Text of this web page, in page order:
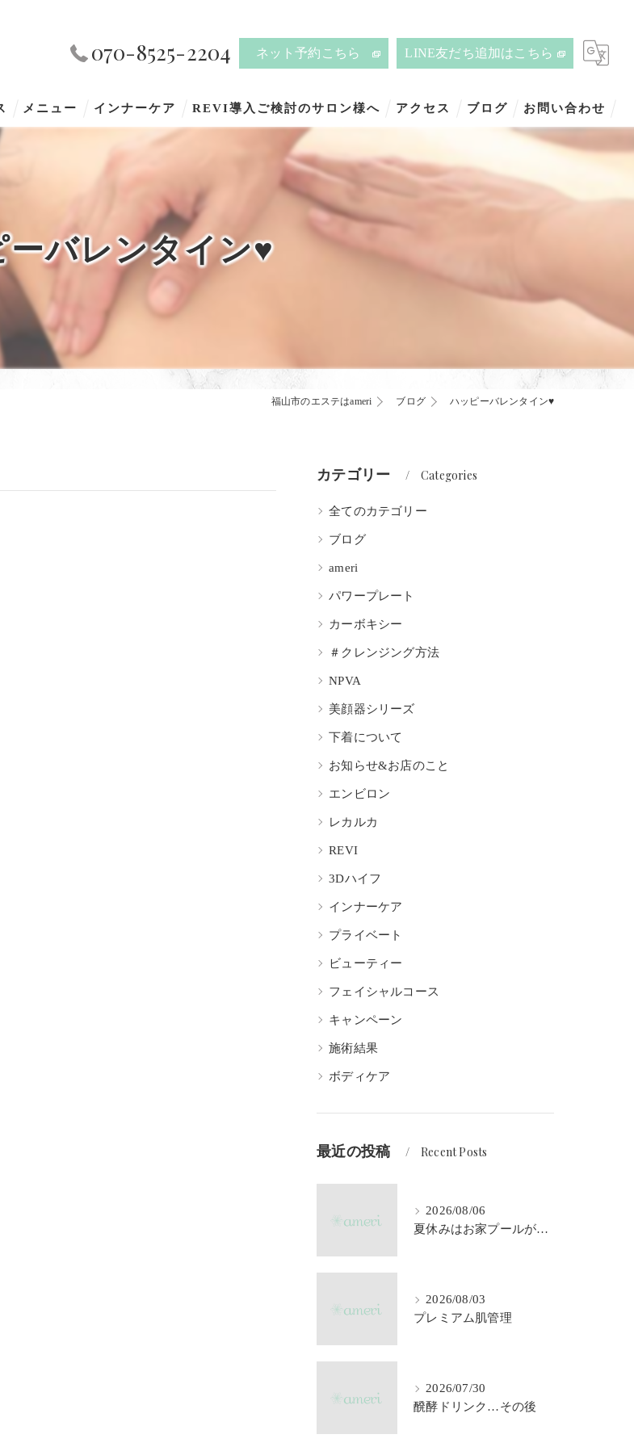
070-8525-2204 ネット予約こちら LINE友だち追加はこちら
メニュー インナーケア REVI導入ご検討のサロン様へ アクセス ブログ お問い合わせ
ーバレンタイン♥
福山市のエステはameri ブログ ハッピーバレンタイン♥
カテゴリー Categories
全てのカテゴリー
ブログ
ameri
パワープレート
カーボキシー
＃クレンジング方法
NPVA
美顔器シリーズ
下着について
お知らせ&お店のこと
エンビロン
レカルカ
REVI
3Dハイフ
インナーケア
プライベート
ビューティー
フェイシャルコース
キャンペーン
施術結果
ボディケア
最近の投稿 Recent Posts
2026/08/06
夏休みはお家プールが大活躍♪
2026/08/03
プレミアム肌管理
2026/07/30
醗酵ドリンク…その後